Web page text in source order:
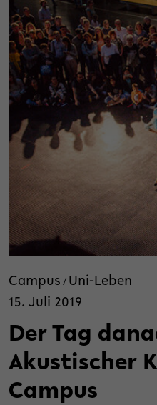
Campus / Uni-Leben
15. Juli 2019
Der Tag
Akustischer
Campus